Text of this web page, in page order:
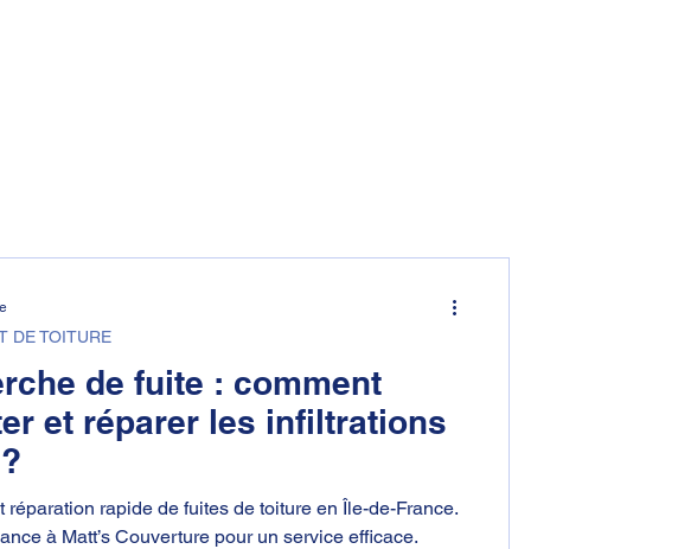
de fuite : comment
et réparer les infiltrations
réparation rapide de fuites de toiture en Île-de-France.
à Matt’s Couverture pour un service efficace.
DE TOITURE